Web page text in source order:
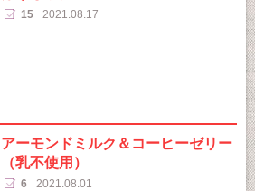
15 2021.08.17
アーモンドミルク＆コーヒーゼリー
（乳不使用）
6 2021.08.01